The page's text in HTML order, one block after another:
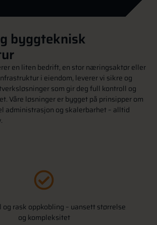
byggteknisk
en liten bedrift, en stor næringsaktør eller
i eiendom, leverer vi sikre og
som gir deg full kontroll og
Våre løsninger er bygget på prinsipper om
administrasjon og skalerbarhet – alltid
rask oppkobling – uansett størrelse
og kompleksitet